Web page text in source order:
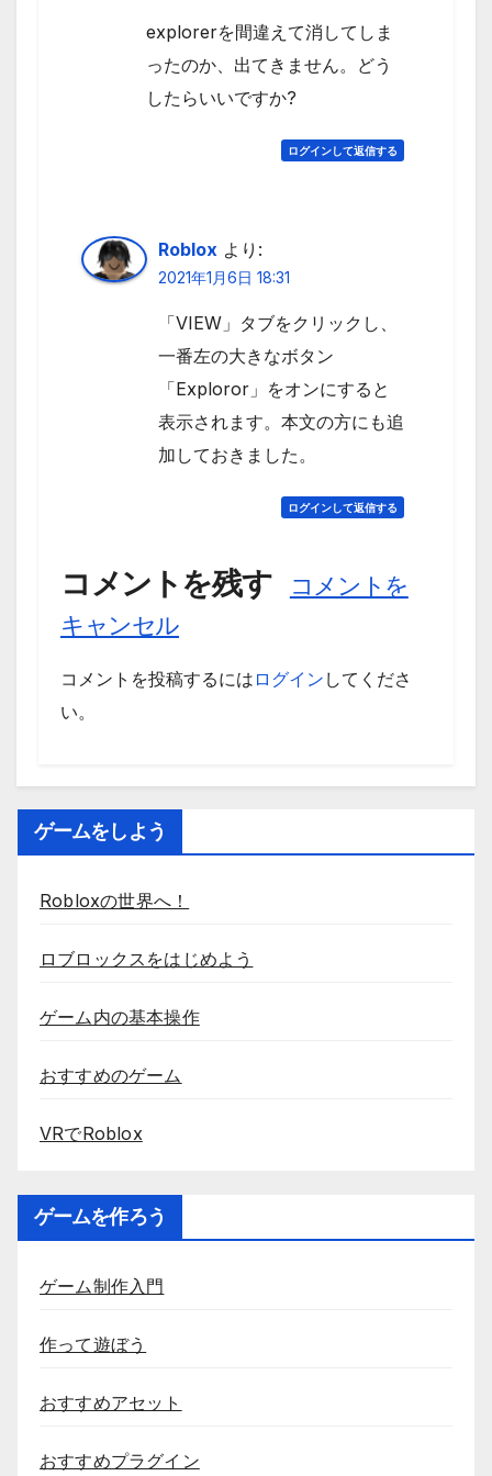
explorerを間違えて消してしま
ったのか、出てきません。どう
したらいいですか?
ログインして返信する
Roblox より:
2021年1月6日 18:31
「VIEW」タブをクリックし、
一番左の大きなボタン
「Exploror」をオンにすると
表示されます。本文の方にも追
加しておきました。
ログインして返信する
コメントを残す
コメントを
キャンセル
コメントを投稿するには ログイン してくださ
い。
ゲームをしよう
Robloxの世界へ！
ロブロックスをはじめよう
ゲーム内の基本操作
おすすめのゲーム
VRでRoblox
ゲームを作ろう
ゲーム制作入門
作って遊ぼう
おすすめアセット
おすすめプラグイン